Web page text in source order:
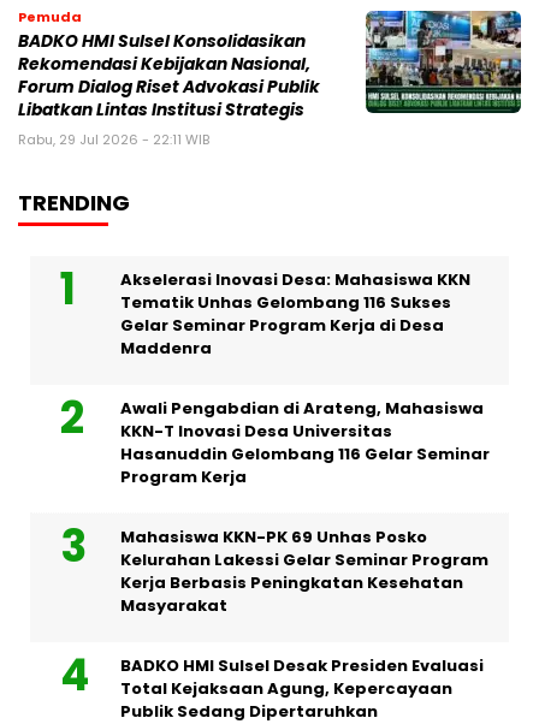
Pemuda
BADKO HMI Sulsel Konsolidasikan
Rekomendasi Kebijakan Nasional,
Forum Dialog Riset Advokasi Publik
Libatkan Lintas Institusi Strategis
Rabu, 29 Jul 2026 - 22:11 WIB
TRENDING
Akselerasi Inovasi Desa: Mahasiswa KKN
Tematik Unhas Gelombang 116 Sukses
Gelar Seminar Program Kerja di Desa
Maddenra
Awali Pengabdian di Arateng, Mahasiswa
KKN-T Inovasi Desa Universitas
Hasanuddin Gelombang 116 Gelar Seminar
Program Kerja
Mahasiswa KKN-PK 69 Unhas Posko
Kelurahan Lakessi Gelar Seminar Program
Kerja Berbasis Peningkatan Kesehatan
Masyarakat
BADKO HMI Sulsel Desak Presiden Evaluasi
Total Kejaksaan Agung, Kepercayaan
Publik Sedang Dipertaruhkan